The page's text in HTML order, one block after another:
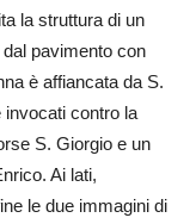
la struttura di un
pavimento con
è affiancata da S.
invocati contro la
S. Giorgio e un
Ai lati,
le due immagini di